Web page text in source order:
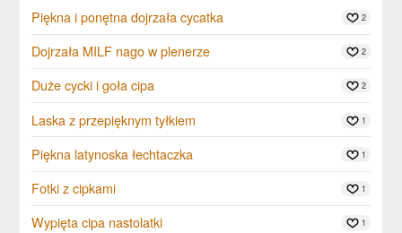
Piękna i ponętna dojrzała cycatka 2
Dojrzała MILF nago w plenerze 2
Duże cycki i goła cipa 2
Laska z przepięknym tyłkiem 1
Piękna latynoska łechtaczka 1
Fotki z cipkami 1
Wypięta cipa nastolatki 1